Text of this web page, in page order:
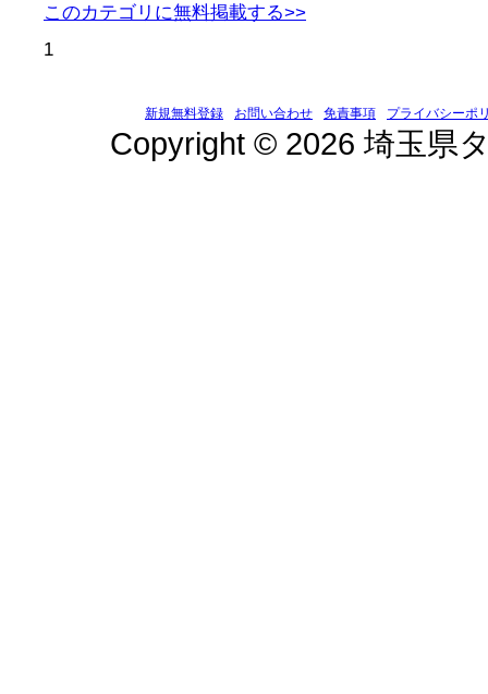
このカテゴリに無料掲載する>>
1
新規無料登録 お問い合わせ 免責事項 プライバシーポ
Copyright © 2026 埼玉県